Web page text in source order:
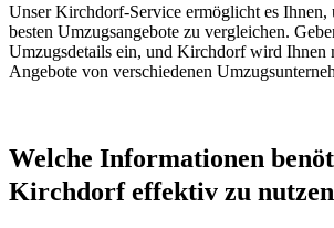
Unser Kirchdorf-Service ermöglicht es
besten Umzugsangebote zu vergleichen.
Umzugsdetails ein, und Kirchdorf wird Ihnen
Angebote von verschiedenen
Welche Informationen
Kirchdorf effektiv zu